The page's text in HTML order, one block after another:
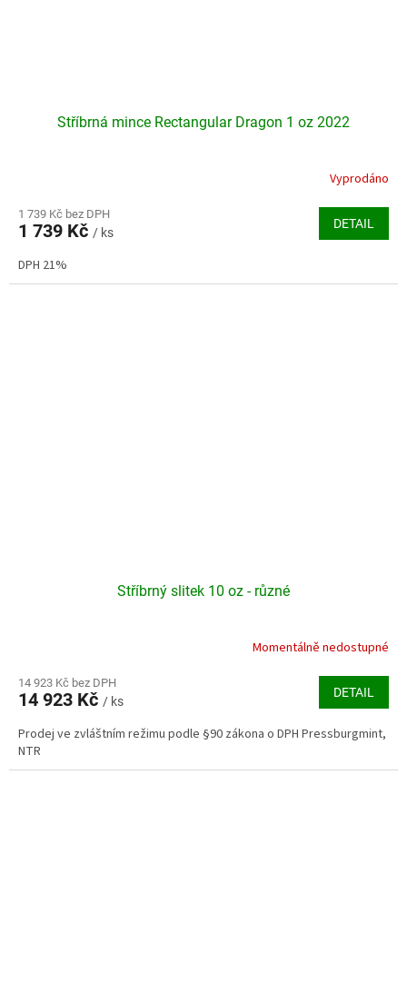
Stříbrná mince Rectangular Dragon 1 oz 2022
produktu
je
z
5
Vyprodáno
1 739 Kč bez DPH
1 739 Kč / ks
DETAIL
DPH 21%
Stříbrný slitek 10 oz - různé
produktu
je
z
5
hvězdiček.
Momentálně nedostupné
14 923 Kč bez DPH
14 923 Kč / ks
DETAIL
Prodej ve zvláštním režimu podle §90 zákona o DPH Pressburgmint,
NTR